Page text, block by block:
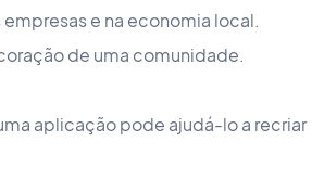
e na economia local.
de uma comunidade.
aplicação pode ajudá-lo a recriar